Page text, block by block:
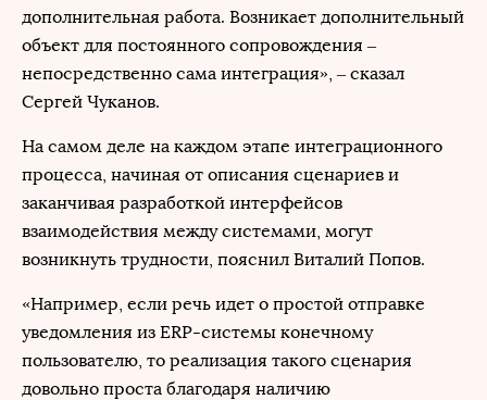
дополнительная работа. Возникает дополнительный
объект для постоянного сопровождения –
непосредственно сама интеграция», – сказал
Сергей Чуканов.
На самом деле на каждом этапе интеграционного
процесса, начиная от описания сценариев и
заканчивая разработкой интерфейсов
взаимодействия между системами, могут
возникнуть трудности, пояснил Виталий Попов.
«Например, если речь идет о простой отправке
уведомления из ERP-системы конечному
пользователю, то реализация такого сценария
довольно проста благодаря наличию